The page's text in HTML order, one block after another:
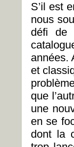
S’il est
nous
défi de
années.
et
que
une
en se
dont la